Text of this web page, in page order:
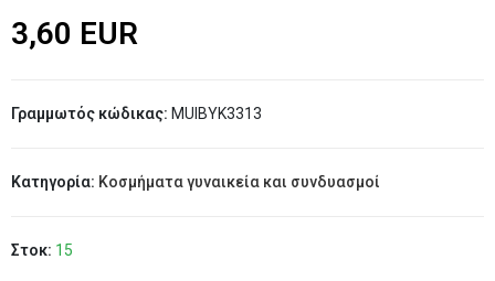
3,60 EUR
Γραμμωτός κώδικας: MUIBYK3313
Κατηγορία: Κοσμήματα γυναικεία και συνδυασμοί
Στοκ: 15